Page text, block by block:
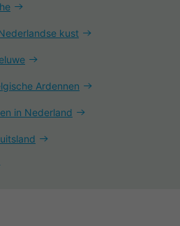
kust
Ardennen
in Nederland